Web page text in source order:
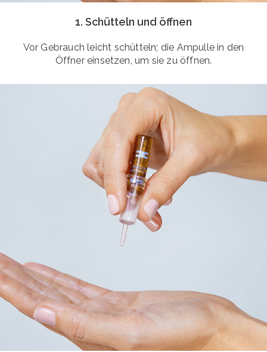
1. Schütteln und öffnen
Vor Gebrauch leicht schütteln; die Ampulle in den
Öffner einsetzen, um sie zu öffnen.